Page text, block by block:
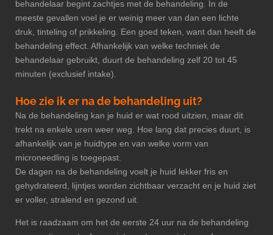
behandelaar begint zachtjes met de behandeling. In de
meeste gevallen voel je er weinig meer van dan een lichte
druk, tinteling of prikkeling. Een goed teken, want dan heeft de
behandeling effect. Afhankelijk van welke techniek de
behandelaar gebruikt, duurt de behandeling zelf 20 tot 45
minuten (exclusief intake).
Hoe zie ik er na de behandeling uit?
Na de behandeling kan je huid er wat rood uitzien, maar dit
trekt na enkele uren weer weg. Hoe lang dat precies duurt, is
afhankelijk van je huidtype en van welke vorm van
microneedling is toegepast.
De dagen na de behandeling voelt je huid lekker fris en
gehydrateerd, lijntjes worden zichtbaar verzacht en je huid ziet
er voller, stralend en gezond uit.
Het is raadzaam om het de eerste 24 uur na de behandeling